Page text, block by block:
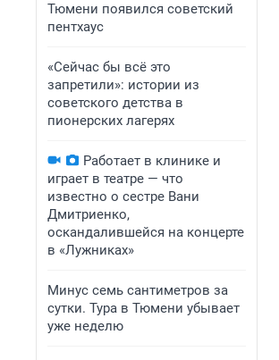
Тюмени появился советский
пентхаус
«Сейчас бы всё это
запретили»: истории из
советского детства в
пионерских лагерях
Работает в клинике и
играет в театре — что
известно о сестре Вани
Дмитриенко,
оскандалившейся на концерте
в «Лужниках»
Минус семь сантиметров за
сутки. Тура в Тюмени убывает
уже неделю